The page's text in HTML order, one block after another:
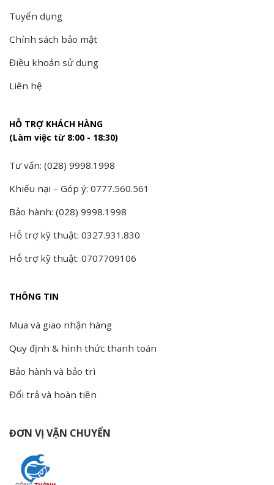
Tuyển dụng
Chính sách bảo mật
Điều khoản sử dụng
Liên hệ
HỖ TRỢ KHÁCH HÀNG
(Làm việc từ 8:00 - 18:30)
Tư vấn: (028) 9998.1998
Khiếu nại – Góp ý: 0777.560.561
Bảo hành: (028) 9998.1998
Hỗ trợ kỹ thuật: 0327.931.830
Hỗ trợ kỹ thuật: 0707709106
THÔNG TIN
Mua và giao nhận hàng
Quy định & hình thức thanh toán
Bảo hành và bảo trì
Đổi trả và hoàn tiền
ĐƠN VỊ VẬN CHUYỂN